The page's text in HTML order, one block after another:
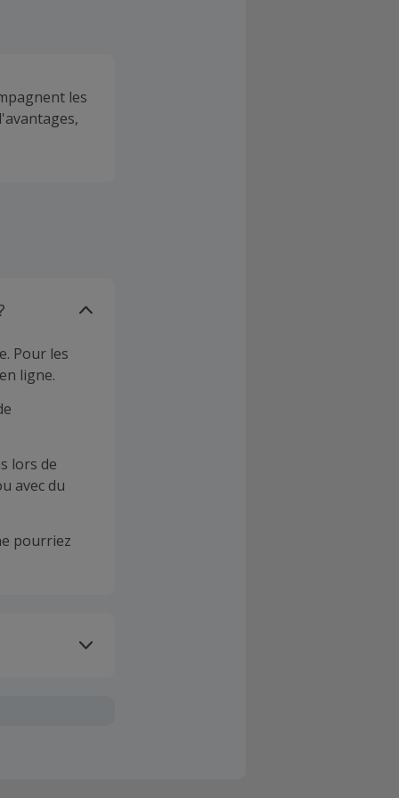
les
Pour les
ligne.
lors de
avec du
pourriez